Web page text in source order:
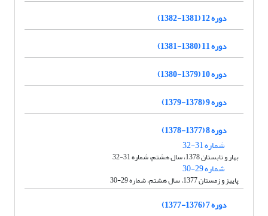
دوره 12 (1381-1382)
دوره 11 (1380-1381)
دوره 10 (1379-1380)
دوره 9 (1378-1379)
دوره 8 (1377-1378)
شماره 31-32
بهار و تابستان 1378، سال هشتم، شماره 31-32
شماره 29-30
پاییز و زمستان 1377، سال هشتم، شماره 29-30
دوره 7 (1376-1377)